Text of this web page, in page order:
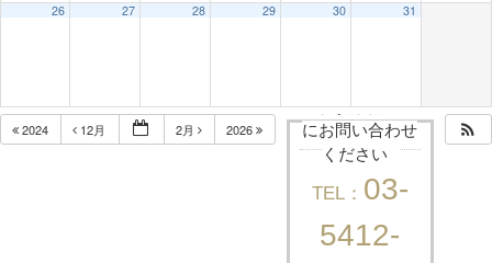
26 27 28 29 30 31
2024 12月 2月 2026
まずはお気軽
にお問い合わせ
ください
TEL： 03-
5412-